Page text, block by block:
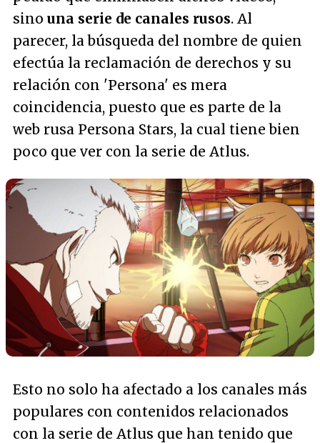
sino una serie de canales rusos. Al
parecer, la búsqueda del nombre de quien
efectúa la reclamación de derechos y su
relación con 'Persona' es mera
coincidencia, puesto que es parte de la
web rusa Persona Stars, la cual tiene bien
poco que ver con la serie de Atlus.
Esto no solo ha afectado a los canales más
populares con contenidos relacionados
con la serie de Atlus que han tenido que